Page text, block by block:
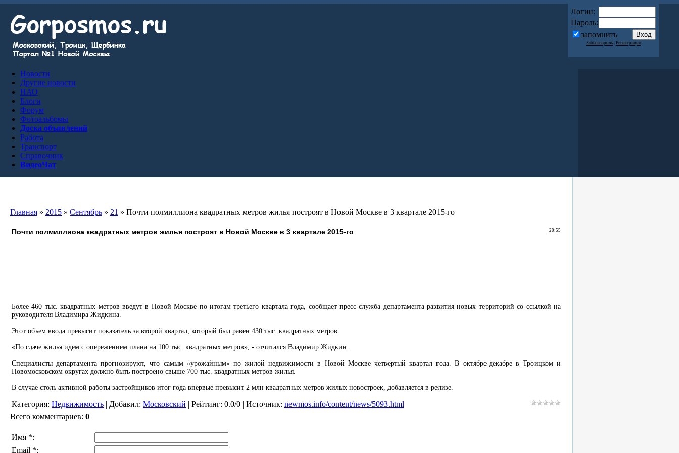
Логин:
Пароль:
запомнить
Забыл пароль Регистрация
Новости
Другие новости
НАО
Блоги
Форум
Фотоальбомы
Доска объявлений
Работа
Транспорт
Справочник
ВидеоЧат
Главная » 2015 » Сентябрь » 21 » Почти полмиллиона квадратных метров жилья построят в Новой Москве в 3 квартале 2015-го
20:55
Почти полмиллиона квадратных метров жилья построят в Новой Москве в 3 квартале 2015-го
Более 460 тыс. квадратных метров введут в Новой Москве по итогам третьего квартала года, сообщает пресс-служба департамента развития новых территорий со ссылкой на
руководителя Владимира Жидкина.
Этот объем ввода превысит показатель за второй квартал, который был равен 430 тыс. квадратных метров.
«По сдаче жилья идем с опережением плана на 100 тыс. квадратных метров», - отчитался Владимир Жидкин.
Специалисты департамента прогнозируют, что самым «урожайным» по жилой недвижимости в Новой Москве четвертый квартал года. В октябре-декабре в Троицком и
Новомосковском округах должно быть построено свыше 700 тыс. квадратных метров жилья.
В случае столь активной работы застройщиков итог года впервые превысит 2 млн квадратных метров жилых новостроек, добавляется в релизе.
Категория: Недвижимость | Добавил: Московский | Рейтинг: 0.0/0 | Источник: newmos.info/content/news/5093.html
Всего комментариев: 0
Имя *:
Email *: